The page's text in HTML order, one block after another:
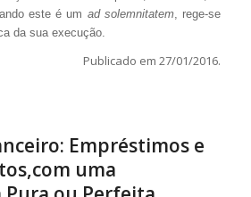
este é um ad solemnitatem , rege-se
da sua execução.
Publicado em 27/01/2016.
Empréstimos e
uma